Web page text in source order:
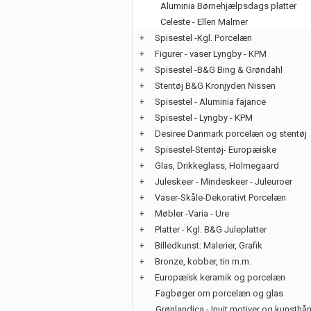
Aluminia Børnehjælpsdags platter
Celeste - Ellen Malmer
+
Spisestel -Kgl. Porcelæn
+
Figurer - vaser Lyngby - KPM
+
Spisestel -B&G Bing & Grøndahl
+
Stentøj B&G Kronjyden Nissen
+
Spisestel - Aluminia fajance
+
Spisestel - Lyngby - KPM
+
Desiree Danmark porcelæn og stentøj
+
Spisestel-Stentøj- Europæiske
+
Glas, Drikkeglass, Holmegaard
+
Juleskeer - Mindeskeer - Juleuroer
+
Vaser-Skåle-Dekorativt Porcelæn
+
Møbler -Varia - Ure
+
Platter - Kgl. B&G Juleplatter
+
Billedkunst: Malerier, Grafik
+
Bronze, kobber, tin m.m.
+
Europæisk keramik og porcelæn
Fagbøger om porcelæn og glas